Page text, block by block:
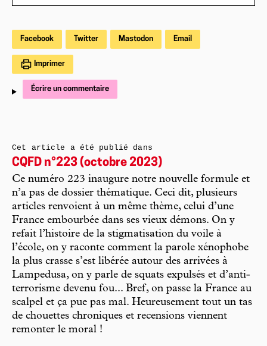
Facebook Twitter Mastodon Email
Imprimer
Écrire un commentaire
Cet article a été publié dans
CQFD n°223 (octobre 2023)
Ce numéro 223 inaugure notre nouvelle formule et
n’a pas de dossier thématique. Ceci dit, plusieurs
articles renvoient à un même thème, celui d’une
France embourbée dans ses vieux démons. On y
refait l’histoire de la stigmatisation du voile à
l’école, on y raconte comment la parole xénophobe
la plus crasse s’est libérée autour des arrivées à
Lampedusa, on y parle de squats expulsés et d’anti-
terrorisme devenu fou... Bref, on passe la France au
scalpel et ça pue pas mal. Heureusement tout un tas
de chouettes chroniques et recensions viennent
remonter le moral !